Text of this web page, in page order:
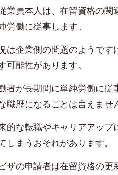
業員本人は、在留資格の
労働に従事します。
は企業側の問題のようで
可能性があります。
者が長期間に単純労働に
職歴になることは言えませ
的な転職やキャリアアッ
しまうおそれがあります。
ザの申請者は在留資格の更